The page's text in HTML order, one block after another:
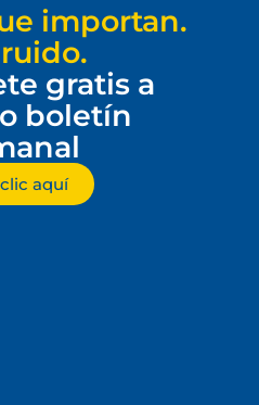
importan.
gratis a
boletín
aquí